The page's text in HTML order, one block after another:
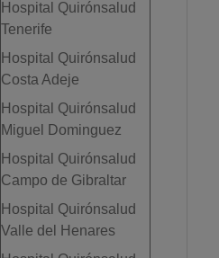
Hospital Quirónsalud
Tenerife
Hospital Quirónsalud
Costa Adeje
Hospital Quirónsalud
Miguel Dominguez
Hospital Quirónsalud
Campo de Gibraltar
Hospital Quirónsalud
Valle del Henares